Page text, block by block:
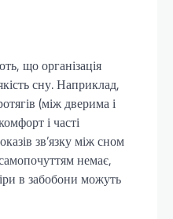
що організація
сну. Наприклад,
(між дверима і
і часті
зв’язку між сном
немає,
в забобони можуть